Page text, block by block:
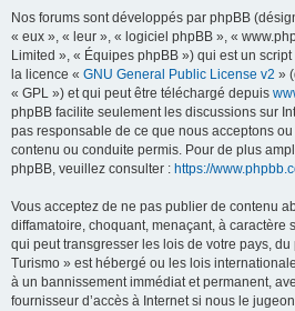
Nos forums sont développés par phpBB
« eux », « leur », « logiciel phpBB », «
Limited », « Équipes phpBB ») qui est un
la licence « GNU General Public License v2 »
« GPL ») et qui peut être téléchargé depuis
phpBB facilite seulement les discussions sur
pas responsable de ce que nous acceptons ou
contenu ou conduite permis. Pour de plus
phpBB, veuillez consulter : https://
Vous acceptez de ne pas publier de contenu
diffamatoire, choquant, menaçant, à caractère
qui peut transgresser les lois de votre pays, du
Turismo » est hébergé ou les lois
à un bannissement immédiat et permanent,
fournisseur d’accès à Internet si nous le